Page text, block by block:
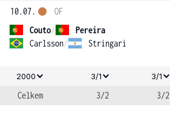
10.07.
Couto/
Pereira
Carlsson/ Stringari
OF
2000 3/1 3/1
Celkem
3/2 3/2